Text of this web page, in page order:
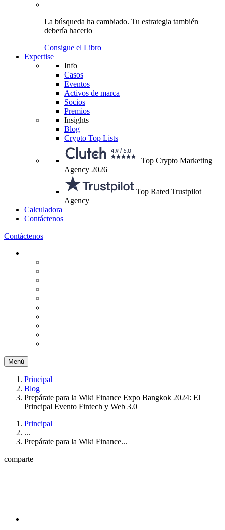
La búsqueda ha cambiado. Tu estrategia también
debería hacerlo
Consigue el Libro
Expertise
Info
Casos
Eventos
Activos de marca
Socios
Premios
Insights
Blog
Crypto Top Lists
Top Crypto Marketing
Agency 2026
Top Rated Trustpilot
Agency
Calculadora
Contáctenos
Contáctenos
Menú
Principal
Blog
Prepárate para la Wiki Finance Expo Bangkok 2024: El
Principal Evento Fintech y Web 3.0
Principal
...
Prepárate para la Wiki Finance...
comparte